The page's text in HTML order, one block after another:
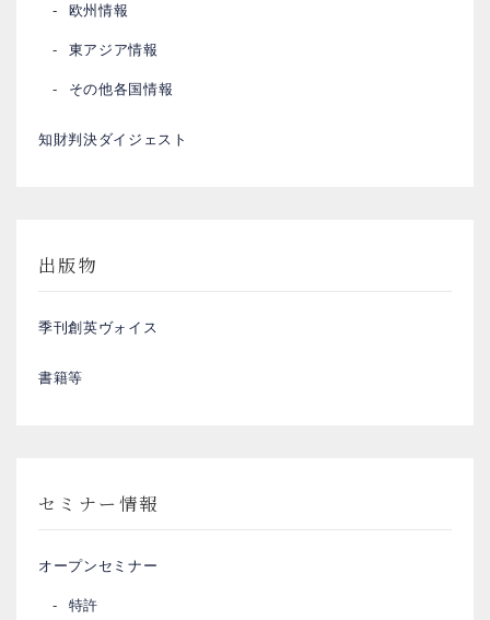
欧州情報
東アジア情報
その他各国情報
知財判決ダイジェスト
出版物
季刊創英ヴォイス
書籍等
セミナー情報
オープンセミナー
特許